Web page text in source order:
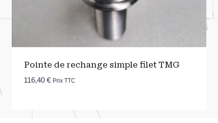
Pointe de rechange simple filet TMG
116,40 € Prix TTC